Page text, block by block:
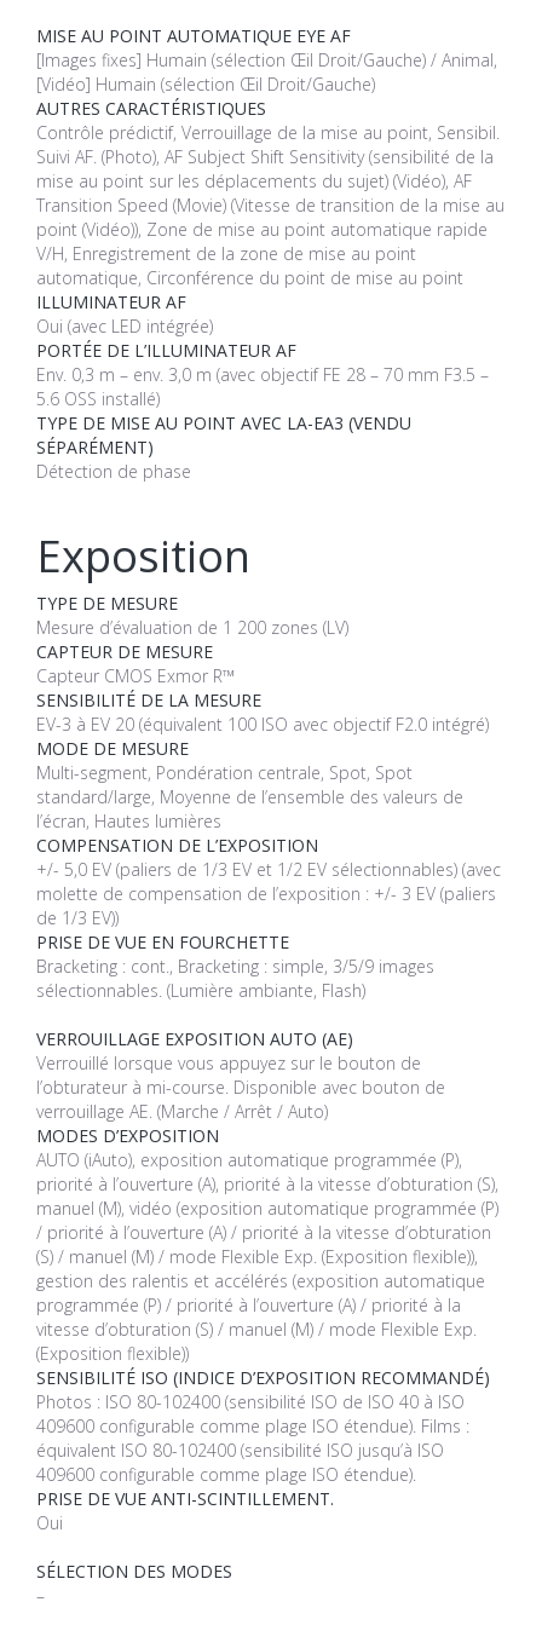
MISE AU POINT AUTOMATIQUE EYE AF
[Images fixes] Humain (sélection Œil Droit/Gauche) / Animal,
[Vidéo] Humain (sélection Œil Droit/Gauche)
AUTRES CARACTÉRISTIQUES
Contrôle prédictif, Verrouillage de la mise au point, Sensibil.
Suivi AF. (Photo), AF Subject Shift Sensitivity (sensibilité de la
mise au point sur les déplacements du sujet) (Vidéo), AF
Transition Speed (Movie) (Vitesse de transition de la mise au
point (Vidéo)), Zone de mise au point automatique rapide
V/H, Enregistrement de la zone de mise au point
automatique, Circonférence du point de mise au point
ILLUMINATEUR AF
Oui (avec LED intégrée)
PORTÉE DE L’ILLUMINATEUR AF
Env. 0,3 m – env. 3,0 m (avec objectif FE 28 – 70 mm F3.5 –
5.6 OSS installé)
TYPE DE MISE AU POINT AVEC LA-EA3 (VENDU
SÉPARÉMENT)
Détection de phase
Exposition
TYPE DE MESURE
Mesure d’évaluation de 1 200 zones (LV)
CAPTEUR DE MESURE
Capteur CMOS Exmor R™
SENSIBILITÉ DE LA MESURE
EV-3 à EV 20 (équivalent 100 ISO avec objectif F2.0 intégré)
MODE DE MESURE
Multi-segment, Pondération centrale, Spot, Spot
standard/large, Moyenne de l’ensemble des valeurs de
l’écran, Hautes lumières
COMPENSATION DE L’EXPOSITION
+/- 5,0 EV (paliers de 1/3 EV et 1/2 EV sélectionnables) (avec
molette de compensation de l’exposition : +/- 3 EV (paliers
de 1/3 EV))
PRISE DE VUE EN FOURCHETTE
Bracketing : cont., Bracketing : simple, 3/5/9 images
sélectionnables. (Lumière ambiante, Flash)
VERROUILLAGE EXPOSITION AUTO (AE)
Verrouillé lorsque vous appuyez sur le bouton de
l’obturateur à mi-course. Disponible avec bouton de
verrouillage AE. (Marche / Arrêt / Auto)
MODES D’EXPOSITION
AUTO (iAuto), exposition automatique programmée (P),
priorité à l’ouverture (A), priorité à la vitesse d’obturation (S),
manuel (M), vidéo (exposition automatique programmée (P)
/ priorité à l’ouverture (A) / priorité à la vitesse d’obturation
(S) / manuel (M) / mode Flexible Exp. (Exposition flexible)),
gestion des ralentis et accélérés (exposition automatique
programmée (P) / priorité à l’ouverture (A) / priorité à la
vitesse d’obturation (S) / manuel (M) / mode Flexible Exp.
(Exposition flexible))
SENSIBILITÉ ISO (INDICE D’EXPOSITION RECOMMANDÉ)
Photos : ISO 80-102400 (sensibilité ISO de ISO 40 à ISO
409600 configurable comme plage ISO étendue). Films :
équivalent ISO 80-102400 (sensibilité ISO jusqu’à ISO
409600 configurable comme plage ISO étendue).
PRISE DE VUE ANTI-SCINTILLEMENT.
Oui
SÉLECTION DES MODES
–